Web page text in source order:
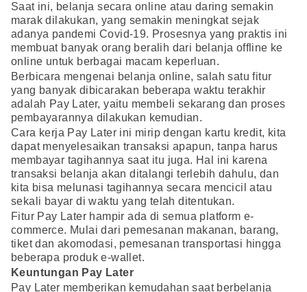
Saat ini, belanja secara online atau daring semakin
marak dilakukan, yang semakin meningkat sejak
adanya pandemi Covid-19. Prosesnya yang praktis ini
membuat banyak orang beralih dari belanja offline ke
online untuk berbagai macam keperluan.
Berbicara mengenai belanja online, salah satu fitur
yang banyak dibicarakan beberapa waktu terakhir
adalah Pay Later, yaitu membeli sekarang dan proses
pembayarannya dilakukan kemudian.
Cara kerja Pay Later ini mirip dengan kartu kredit, kita
dapat menyelesaikan transaksi apapun, tanpa harus
membayar tagihannya saat itu juga. Hal ini karena
transaksi belanja akan ditalangi terlebih dahulu, dan
kita bisa melunasi tagihannya secara mencicil atau
sekali bayar di waktu yang telah ditentukan.
Fitur Pay Later hampir ada di semua platform e-
commerce. Mulai dari pemesanan makanan, barang,
tiket dan akomodasi, pemesanan transportasi hingga
beberapa produk e-wallet.
Keuntungan Pay Later
Pay Later memberikan kemudahan saat berbelanja